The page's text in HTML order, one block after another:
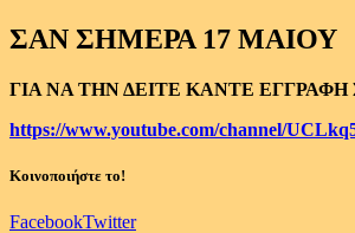
ΣΑΝ ΣΗΜΕΡΑ 17 ΜΑΙΟΥ
ΓΙΑ ΝΑ ΤΗΝ ΔΕΙΤΕ ΚΑΝΤΕ
https://www.youtube.com/channel/
Κοινοποιήστε το!
FacebookTwitter